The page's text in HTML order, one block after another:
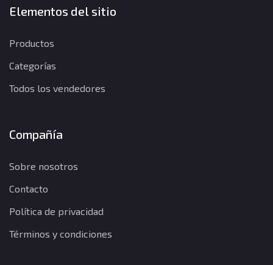
Elementos del sitio
Productos
Categorías
Todos los vendedores
Compañía
Sobre nosotros
Contacto
Política de privacidad
Términos y condiciones